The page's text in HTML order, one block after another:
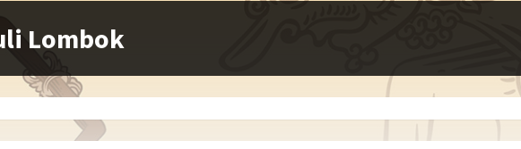
Lombok